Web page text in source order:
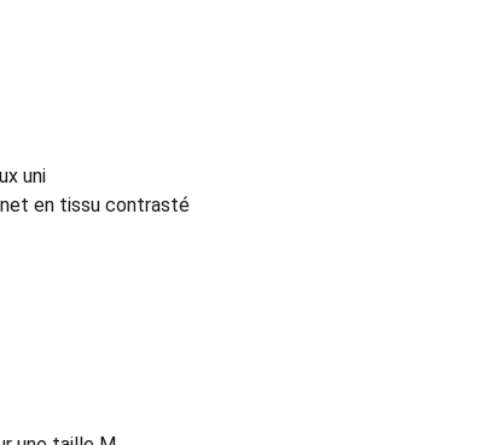
uni
en tissu contrasté